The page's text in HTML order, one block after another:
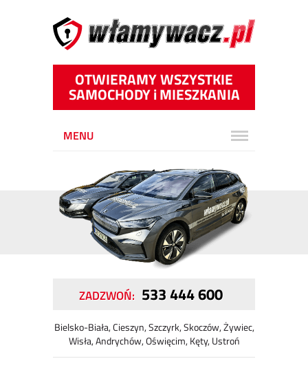
OTWIERAMY WSZYSTKIE
SAMOCHODYiMIESZKANIA
MENU
533 444 600
Bielsko-Biała, Cieszyn, Szczyrk, Skoczów, Żywiec,
Wisła, Andrychów, Oświęcim, Kęty, Ustroń